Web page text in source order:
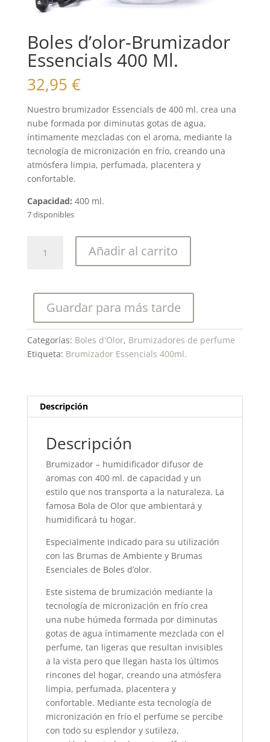
Boles d’olor-Brumizador
Essencials 400 Ml.
32,95 €
Nuestro brumizador Essencials de 400 ml. crea una
nube formada por diminutas gotas de agua,
íntimamente mezcladas con el aroma, mediante la
tecnología de micronización en frío, creando una
atmósfera limpia, perfumada, placentera y
confortable.
Capacidad: 400 ml.
7 disponibles
d'olor-
400
cantidad
Añadir al carrito
Guardar para más tarde
Categorías: Boles d'Olor, Brumizadores de perfume
Etiqueta: Brumizador Essencials 400ml.
Descripción
Descripción
Brumizador – humidificador difusor de
aromas con 400 ml. de capacidad y un
estilo que nos transporta a la naturaleza. La
famosa Bola de Olor que ambientará y
humidificará tu hogar.
Especialmente indicado para su utilización
con las Brumas de Ambiente y Brumas
Esenciales de Boles d’olor.
Este sistema de brumización mediante la
tecnología de micronización en frío crea
una nube húmeda formada por diminutas
gotas de agua íntimamente mezclada con el
perfume, tan ligeras que resultan invisibles
a la vista pero que llegan hasta los últimos
rincones del hogar, creando una atmósfera
limpia, perfumada, placentera y
confortable. Mediante esta tecnología de
micronización en frío el perfume se percibe
con todo su esplendor y sutileza,